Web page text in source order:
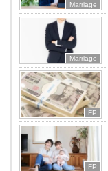
Marriage
Marriage
FP
FP